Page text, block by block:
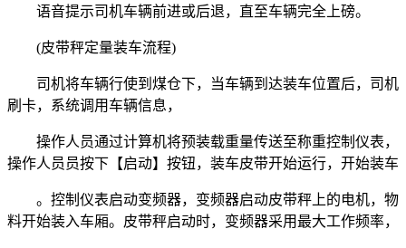
语音提示司机车辆前进或后退，直至车辆完全上磅。
(皮带秤定量装车流程)
司机将车辆行使到煤仓下，当车辆到达装车位置后，司机
刷卡，系统调用车辆信息，
操作人员通过计算机将预装载重量传送至称重控制仪表，
操作人员员按下【启动】按钮，装车皮带开始运行，开始装车
。控制仪表启动变频器，变频器启动皮带秤上的电机，物
料开始装入车厢。皮带秤启动时，变频器采用最大工作频率，